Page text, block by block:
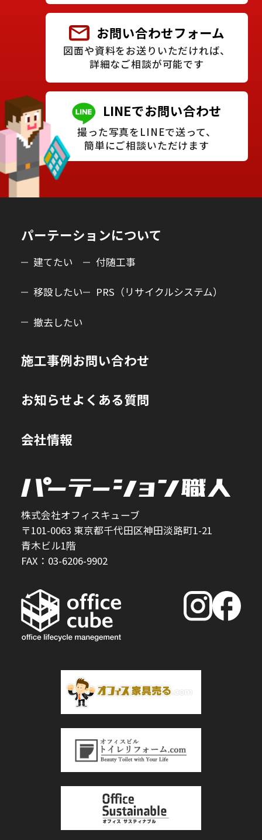
お問い合わせフォーム
図面や資料をお送りいただければ、
詳細なご相談が可能です
LINEでお問い合わせ
撮った写真をLINEで送って、
簡単にご相談いただけます
パーテーションについて
建てたい
移設したい
撤去したい
付随工事
PRS（リサイクルシステム）
施工事例
お知らせ
会社情報
お問い合わせ
よくある質問
株式会社オフィスキューブ
〒101-0063 東京都千代田区神田淡路町1-21
青木ビル1階
FAX：03-6206-9902